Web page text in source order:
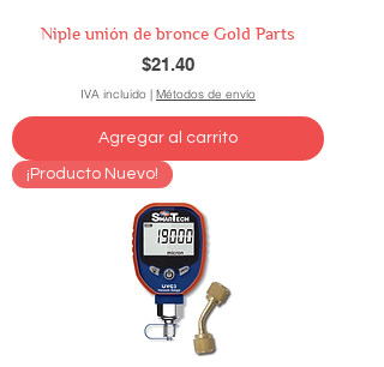
Niple unión de bronce Gold Parts
Precio
$21.40
IVA incluido | Métodos de envío
Agregar al carrito
¡Producto Nuevo!